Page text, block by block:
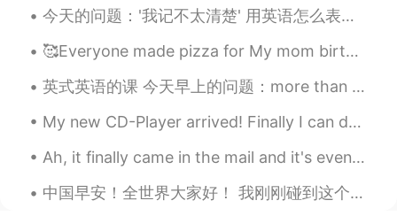
我跟我女朋友从江门回深圳我建议他收
听Journey的 叫 Faithfully 的歌。
那时我建议他收听Journey的 歌曲
《 Faithfully 》。
她听一下说她听过 那首歌的粤语版
手不在世。
她听了一 会后告诉我她听过粤语版本
去世了 。
今天的问题：'我记不太清楚' 用英语怎么表达 I can't *really* remember (正常）**要强调的地方 I'm not sure I recall all too cle...
🥰Everyone made pizza for My mom birthday yesterday my cousins help me bake a cake🤣 we all had fun!!
英式英语的课 今天早上的问题：more than plenty 这个英文说法是什么意思？ Plenty - 很多/足够/不少 比如说： A: should we hurry up? B: ...
My new CD-Player arrived! Finally I can do the listening exercises in my textbooks but I can't us...
Ah, it finally came in the mail and it's even bigger than I imagined~I'm glad! 🙉 How do you org...
中国早安！全世界大家好！ 我刚刚碰到这个问题，也自己得好好想一想。对我来说，这样子是最标准，最地道的说法：又礼貌，又表达一样的意思。如果谁有更好的说法，请你在评论区写一下 😁 'Please ...